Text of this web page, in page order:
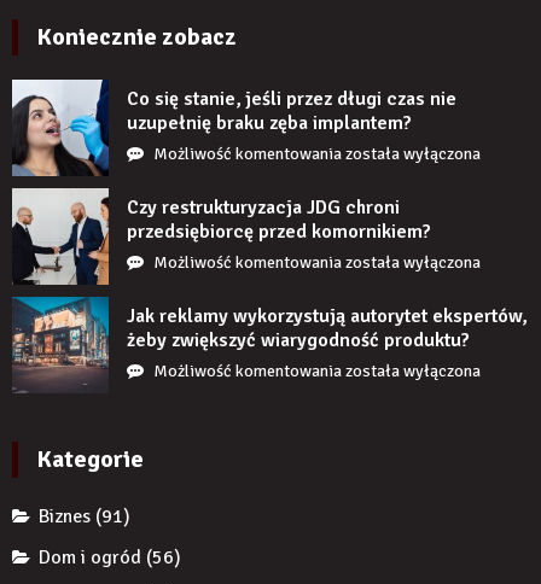
zamontowaniu?
Koniecznie zobacz
Co się stanie, jeśli przez długi czas nie
uzupełnię braku zęba implantem?
Możliwość komentowaniaCo
stanie,
jeśli
przez
czas
nie
uzupełnię
braku
została wyłączona
Czy restrukturyzacja JDG chroni
przedsiębiorcę przed komornikiem?
Możliwość komentowaniaCzy
JDG
chroni
przedsiębiorcę
została wyłączona
Jak reklamy wykorzystują autorytet ekspertów,
żeby zwiększyć wiarygodność produktu?
Możliwość komentowaniaJak
została wyłączona
Kategorie
Biznes (91)
Dom i ogród (56)